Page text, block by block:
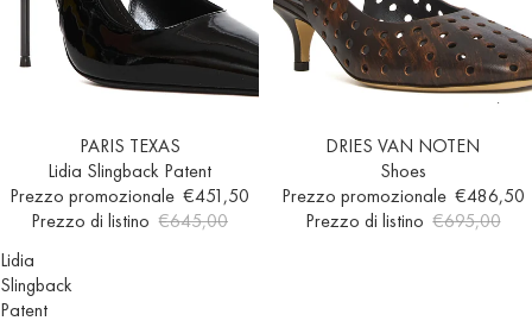
PARIS TEXAS
Lidia Slingback Patent
Prezzo promozionale €451,50
Prezzo di listino €645,00
In offertaDRIES VAN NOTEN
Shoes
Prezzo promozionale €486,50
Prezzo di listino €695,00
Lidia
Slingback
Patent